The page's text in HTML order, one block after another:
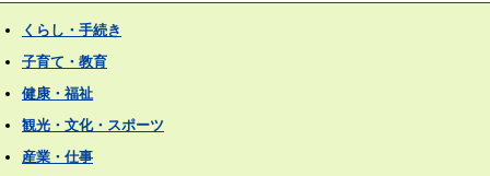
くらし・手続き
子育て・教育
健康・福祉
観光・文化・スポーツ
産業・仕事